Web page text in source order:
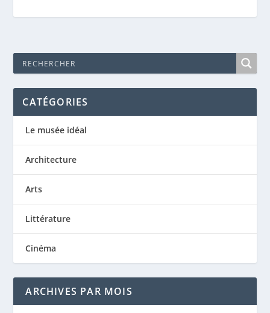
CATÉGORIES
Le musée idéal
Architecture
Arts
Littérature
Cinéma
ARCHIVES PAR MOIS